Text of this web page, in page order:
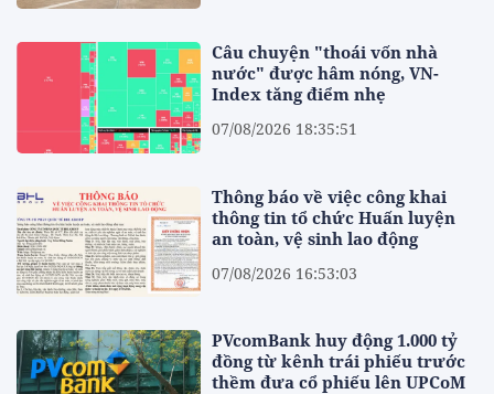
Câu chuyện "thoái vốn nhà
nước" được hâm nóng, VN-
Index tăng điểm nhẹ
07/08/2026 18:35:51
Thông báo về việc công khai
thông tin tổ chức Huấn luyện
an toàn, vệ sinh lao động
07/08/2026 16:53:03
PVcomBank huy động 1.000 tỷ
đồng từ kênh trái phiếu trước
thềm đưa cổ phiếu lên UPCoM